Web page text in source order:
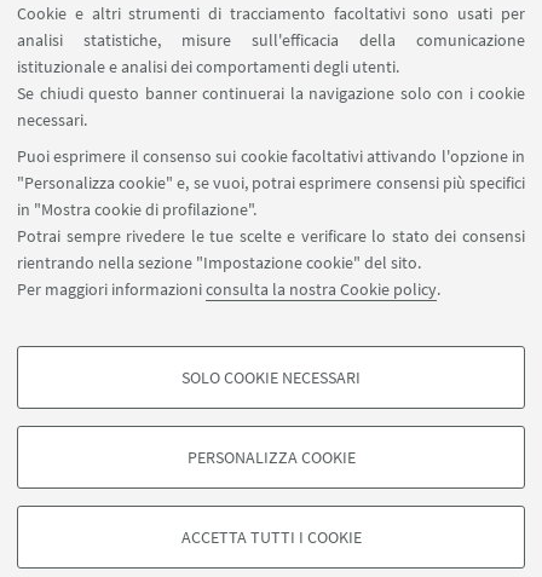
Cookie e altri strumenti di tracciamento facoltativi sono usati per
analisi statistiche, misure sull'efficacia della comunicazione
istituzionale e analisi dei comportamenti degli utenti.
Se chiudi questo banner continuerai la navigazione solo con i cookie
necessari.
Puoi esprimere il consenso sui cookie facoltativi attivando l'opzione in
"Personalizza cookie" e, se vuoi, potrai esprimere consensi più specifici
in "Mostra cookie di profilazione".
Potrai sempre rivedere le tue scelte e verificare lo stato dei consensi
rientrando nella sezione "Impostazione cookie" del sito.
Per maggiori informazioniconsulta la nostra Cookie policy.
COOKIE DI PROFILAZIONE - FACOLTATIVI
degli utenti, creare profili in base al loro comportamento sul sito, per analisi
di marketing.
Google/Youtube Video
SOLO COOKIE NECESSARI
PERSONALIZZA COOKIE
ACCETTA TUTTI I COOKIE
SEGUI IL DIPARTIMENTO SU:
SEGUI UNIBO SU:
APP:
©Copyright 2026 - ALMA MATER STUDIORUM - Università di
Bologna - Via Zamboni, 33 - 40126 Bologna - PI: 01131710376 - CF:
80007010376
Privacy
Note legali
Informazioni sul sito e accessibilità
Impostazioni Cookie